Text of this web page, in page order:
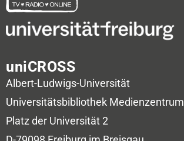
uniCROSS
Albert-Ludwigs-Universität
Universitätsbibliothek Medienzentrum
Platz der Universität 2